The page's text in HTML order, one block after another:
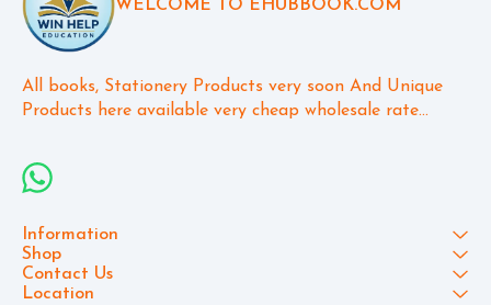
WELCOME TO EHUBBOOK.COM
All books, Stationery Products very soon And Unique
Products here available very cheap wholesale rate...
Information
Shop
Contact Us
Location